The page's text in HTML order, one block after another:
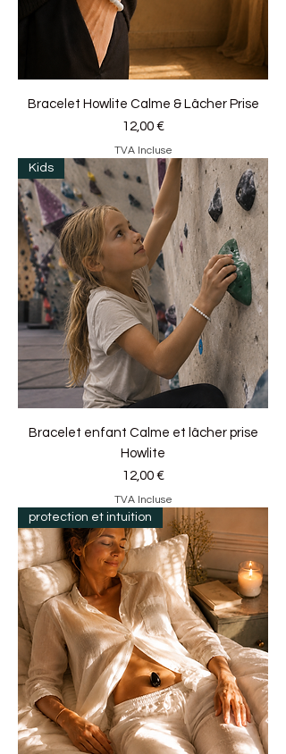
Bracelet Howlite Calme & Lâcher Prise
Prix
12,00 €
TVA Incluse
Kids
Bracelet enfant Calme et lâcher prise
Howlite
Prix
12,00 €
TVA Incluse
protection et intuition